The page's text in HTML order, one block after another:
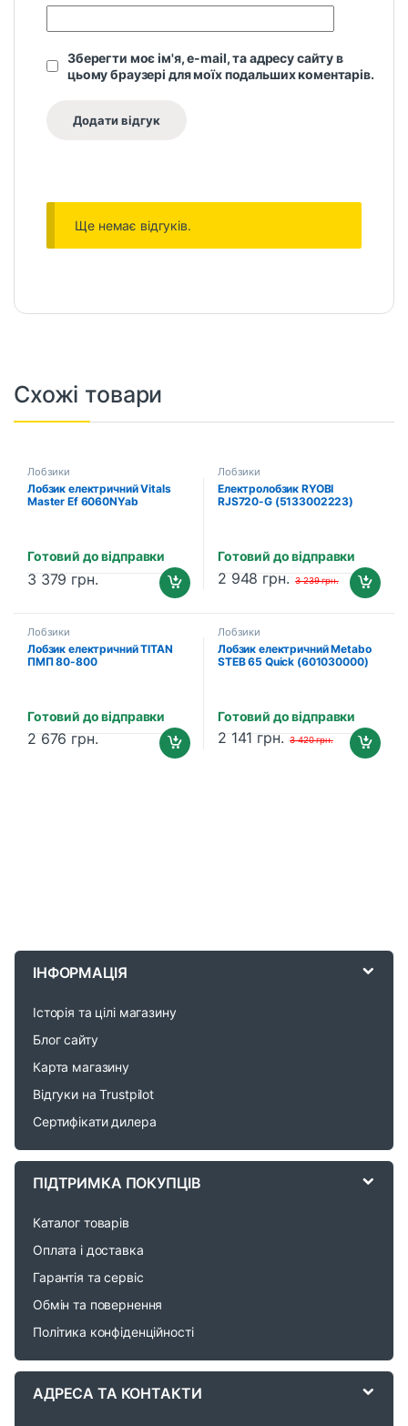
Зберегти моє ім'я, e-mail, та адресу сайту в
цьому браузері для моїх подальших коментарів.
Ще немає відгуків.
Схожі товари
Лобзики
Лобзик електричний Vitals
Master Ef 6060NYab
Готовий до відправки
3 379 грн.
Лобзики
Електролобзик RYOBI
RJS720-G (5133002223)
Готовий до відправки
2 948 грн. 3 239грн.
Лобзики
Лобзик електричний TITAN
ПМП 80-800
Готовий до відправки
2 676 грн.
Лобзики
Лобзик електричний Metabo
STEB 65 Quick (601030000)
Готовий до відправки
2 141 грн. 3 420грн.
C
ІНФОРМАЦІЯ
Історія та цілі магазину
Блог сайту
Карта магазину
Відгуки на Trustpilot
Сертифікати дилера
ПІДТРИМКА ПОКУПЦІВ
Каталог товарів
Оплата і доставка
Гарантія та сервіс
Обмін та повернення
Політика конфіденційності
АДРЕСА ТА КОНТАКТИ